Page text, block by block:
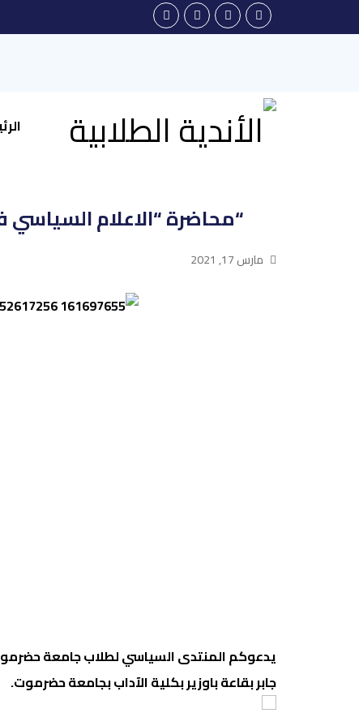
“محاضرة “الاعلام
مارس 17, 2021
يدعوكم المنتدى السياسي لطلاب جامعة
جابر بقاعة باوزير بكلية الآداب بجامعة حضرموت.